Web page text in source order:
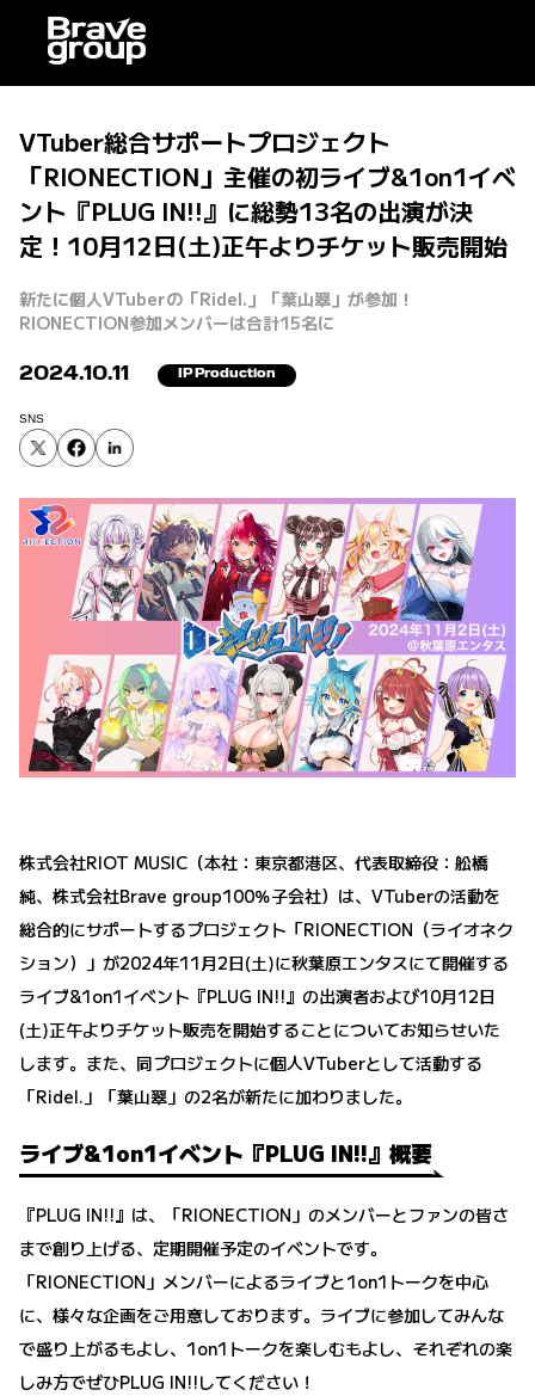
VTuber総合サポートプロジェクト
「RIONECTION」主催の初ライブ&1on1イベ
ント『PLUG IN!!』に総勢13名の出演が決
定！10月12日(土)正午よりチケット販売開始
新たに個人VTuberの「Ridel.」「葉山翠」が参加！
RIONECTION参加メンバーは合計15名に
2024.10.11 IP Production
SNS
株式会社RIOT MUSIC（本社：東京都港区、代表取締役：舩橋
純、株式会社Brave group100％子会社）は、VTuberの活動を
総合的にサポートするプロジェクト「RIONECTION（ライオネク
ション）」が2024年11月2日(土)に秋葉原エンタスにて開催する
ライブ&1on1イベント『PLUG IN!!』の出演者および10月12日
(土)正午よりチケット販売を開始することについてお知らせいた
します。また、同プロジェクトに個人VTuberとして活動する
「Ridel.」「葉山翠」の2名が新たに加わりました。
ライブ&1on1イベント『PLUG IN!!』概要
『PLUG IN!!』は、「RIONECTION」のメンバーとファンの皆さ
まで創り上げる、定期開催予定のイベントです。
「RIONECTION」メンバーによるライブと1on1トークを中心
に、様々な企画をご用意しております。ライブに参加してみんな
で盛り上がるもよし、1on1トークを楽しむもよし、それぞれの楽
しみ方でぜひPLUG IN!!してください！